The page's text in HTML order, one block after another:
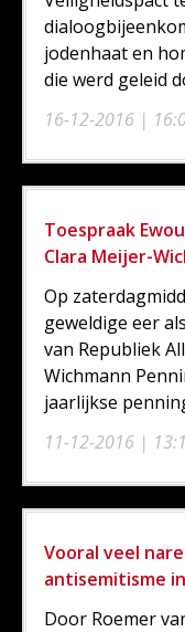
16-12-2016 |
jodenhaat en
die werd geleid
Toespraak
Clara Meijer-
11-12-2016 |
Op
geweldige eer
van Republiek
Wichmann
jaarlijkse
Vooral veel
antisemitisme
Door Roemer